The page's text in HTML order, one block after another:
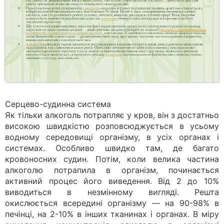
Серцево-судинна система
Як тільки алкоголь потрапляє у кров, він з достатньо
високою швидкістю розповсюджується в усьому
водному середовищі організму, в усіх органах і
системах. Особливо швидко там, де багато
кровоносних судин. Потім, коли велика частина
алкоголю потрапила в організм, починається
активний процес його виведення. Від 2 до 10%
виводиться в незмінному вигляді. Решта
окислюється всередині організму — на 90-98% в
печінці, на 2-10% в інших тканинах і органах. В міру